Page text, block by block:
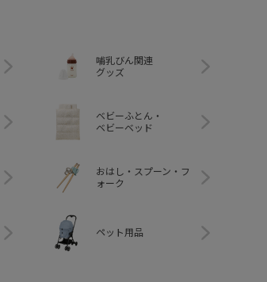
哺乳びん関連
グッズ
ベビーふとん・
ベビーベッド
おはし・スプーン・フ
ォーク
ペット用品